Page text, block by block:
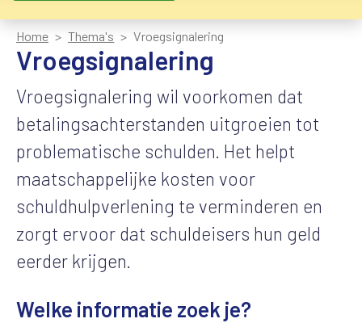
Home Thema's Vroegsignalering
Vroegsignalering
Vroegsignalering wil voorkomen dat
betalingsachterstanden uitgroeien tot
problematische schulden. Het helpt
maatschappelijke kosten voor
schuldhulpverlening te verminderen en
zorgt ervoor dat schuldeisers hun geld
eerder krijgen.
Welke informatie zoek je?